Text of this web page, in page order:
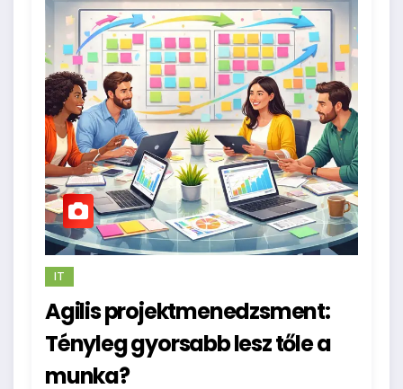
IT
Agilis projektmenedzsment:
Tényleg gyorsabb lesz tőle a
munka?